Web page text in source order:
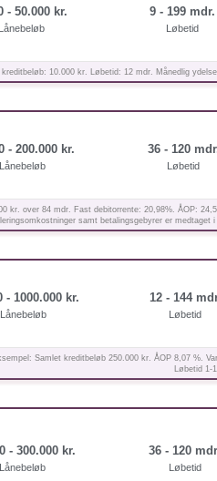
- 50.000 kr.
Lånebeløb
9 - 199 mdr.
Løbetid
10.000 kr. Løbetid: 12 mdr. Månedlig
- 200.000 kr.
Lånebeløb
36 - 120
Løbetid
kr. over 84 mdr. Fast debitorrente: 20,98%. ÅOP:
samt betalingsgebyrer er
- 1000.000 kr.
Lånebeløb
12 - 144
Løbetid
Samlet kreditbeløb 250.000 kr. ÅOP 8,07 %.
Løbetid
- 300.000 kr.
Lånebeløb
36 - 120
Løbetid